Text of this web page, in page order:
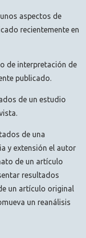
aspectos de
recientemente en
de interpretación de
publicado.
de un estudio
de una
y extensión el autor
de un artículo
resultados
un artículo original
un reanálisis